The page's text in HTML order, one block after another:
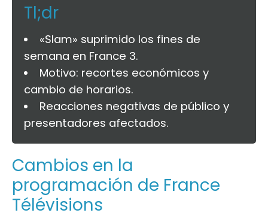
Tl;dr
«Slam» suprimido los fines de
semana en France 3.
Motivo: recortes económicos y
cambio de horarios.
Reacciones negativas de público y
presentadores afectados.
Cambios en la
programación de France
Télévisions